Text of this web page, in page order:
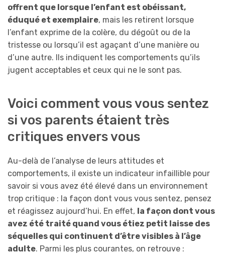
offrent que lorsque l’enfant est obéissant,
éduqué et exemplaire, mais les retirent lorsque
l’enfant exprime de la colère, du dégoût ou de la
tristesse ou lorsqu’il est agaçant d’une manière ou
d’une autre. Ils indiquent les comportements qu’ils
jugent acceptables et ceux qui ne le sont pas.
Voici comment vous vous sentez
si vos parents étaient très
critiques envers vous
Au-delà de l’analyse de leurs attitudes et
comportements, il existe un indicateur infaillible pour
savoir si vous avez été élevé dans un environnement
trop critique : la façon dont vous vous sentez, pensez
et réagissez aujourd’hui. En effet, la façon dont vous
avez été traité quand vous étiez petit laisse des
séquelles qui continuent d’être visibles à l’âge
adulte. Parmi les plus courantes, on retrouve :